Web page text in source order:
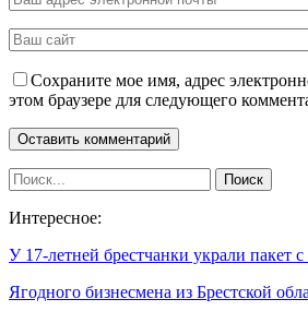
Сохраните мое имя, адрес
этом браузере для следующего
Интересное:
У 17-летней брестчанки украли
Ягодного бизнесмена из Брестской